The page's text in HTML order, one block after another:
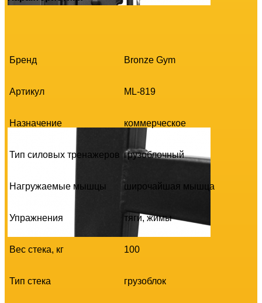
Бренд Bronze Gym
Артикул ML-819
Назначение коммерческое
Тип силовых тренажеров грузоблочный
Нагружаемые мышцы широчайшая мышца
Упражнения тяги, жимы
Вес стека, кг 100
Тип стека грузоблок